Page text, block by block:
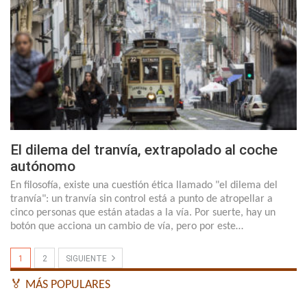
El dilema del tranvía, extrapolado al coche
autónomo
En filosofía, existe una cuestión ética llamado "el dilema del
tranvía": un tranvía sin control está a punto de atropellar a
cinco personas que están atadas a la vía. Por suerte, hay un
botón que acciona un cambio de vía, pero por este…
1 2 SIGUIENTE
🏅 MÁS POPULARES